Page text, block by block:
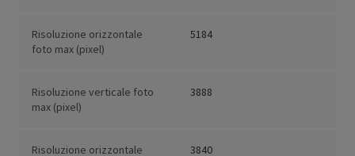
Risoluzione orizzontale
foto max (pixel)
5184
Risoluzione verticale foto
max (pixel)
3888
Risoluzione orizzontale 3840